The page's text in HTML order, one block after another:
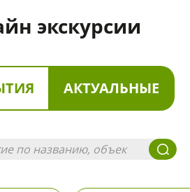
экскурсии
АКТУАЛЬНЫЕ